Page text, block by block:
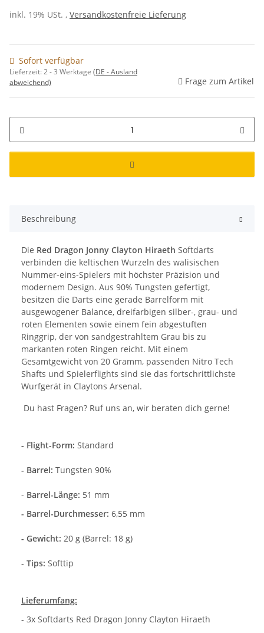
inkl. 19% USt. , Versandkostenfreie Lieferung
Sofort verfügbar
Lieferzeit:2 - 3 Werktage (DE - Ausland
abweichend)
Frage zum Artikel
Beschreibung
Die Red Dragon Jonny Clayton Hiraeth Softdarts
verbinden die keltischen Wurzeln des walisischen
Nummer-eins-Spielers mit höchster Präzision und
modernem Design. Aus 90% Tungsten gefertigt,
besitzen die Darts eine gerade Barrelform mit
ausgewogener Balance, dreifarbigen silber-, grau- und
roten Elementen sowie einem fein abgestuften
Ringgrip, der von sandgestrahltem Grau bis zu
markanten roten Ringen reicht. Mit einem
Gesamtgewicht von 20 Gramm, passenden Nitro Tech
Shafts und Spielerflights sind sie das fortschrittlichste
Wurfgerät in Claytons Arsenal.
Du hast Fragen? Ruf uns an, wir beraten dich gerne!
- Flight-Form: Standard
- Barrel: Tungsten 90%
- Barrel-Länge: 51 mm
- Barrel-Durchmesser: 6,55 mm
- Gewicht: 20 g (Barrel: 18 g)
- Tips: Softtip
Lieferumfang:
- 3x Softdarts Red Dragon Jonny Clayton Hiraeth